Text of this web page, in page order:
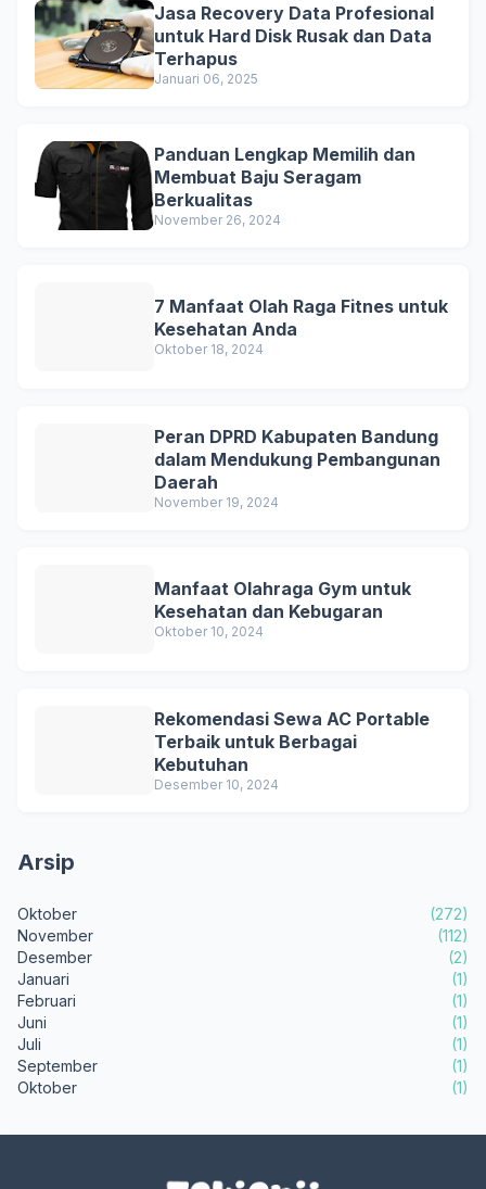
Jasa Recovery Data Profesional
untuk Hard Disk Rusak dan Data
Terhapus
Januari 06, 2025
Panduan Lengkap Memilih dan
Membuat Baju Seragam
Berkualitas
November 26, 2024
7 Manfaat Olah Raga Fitnes untuk
Kesehatan Anda
Oktober 18, 2024
Peran DPRD Kabupaten Bandung
dalam Mendukung Pembangunan
Daerah
November 19, 2024
Manfaat Olahraga Gym untuk
Kesehatan dan Kebugaran
Oktober 10, 2024
Rekomendasi Sewa AC Portable
Terbaik untuk Berbagai
Kebutuhan
Desember 10, 2024
Arsip
Oktober
(272)
November
(112)
Desember
(2)
Januari
(1)
Februari
(1)
Juni
(1)
Juli
(1)
September
(1)
Oktober
(1)